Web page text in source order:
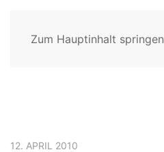
Zum Hauptinhalt springen
12. APRIL 2010